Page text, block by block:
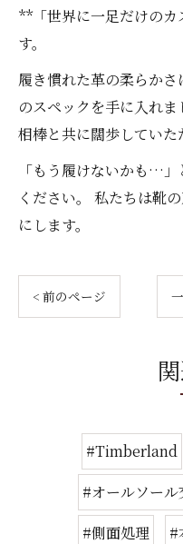
**「世界に一足だけの
す。
履き慣れた革の柔らか
のスペックを手に入れ
相棒と共に闊歩していた
「もう履けないかも…
ください。 私たちは靴
にします。
< 前のページ
#Timberland
#オールソール
#側面処理
#